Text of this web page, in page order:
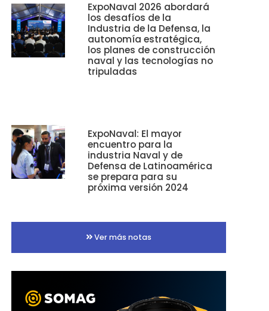
ExpoNaval 2026 abordará
los desafíos de la
Industria de la Defensa, la
autonomía estratégica,
los planes de construcción
naval y las tecnologías no
tripuladas
ExpoNaval: El mayor
encuentro para la
industria Naval y de
Defensa de Latinoamérica
se prepara para su
próxima versión 2024
Ver más notas